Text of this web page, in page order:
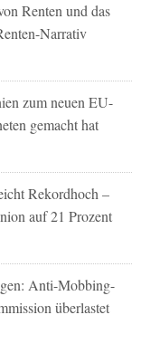
Renten und das
Narrativ
zum neuen EU-
gemacht hat
Rekordhoch –
auf 21 Prozent
Anti-Mobbing-
überlastet